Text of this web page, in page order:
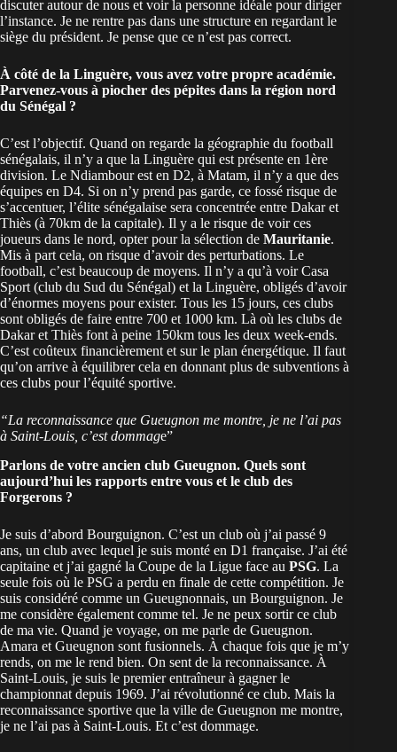
discuter autour de nous et voir la personne idéale pour diriger
l’instance. Je ne rentre pas dans une structure en regardant le
siège du président. Je pense que ce n’est pas correct.
À côté de la Linguère, vous avez votre propre académie.
Parvenez-vous à piocher des pépites dans la région nord
du Sénégal ?
C’est l’objectif. Quand on regarde la géographie du football
sénégalais, il n’y a que la Linguère qui est présente en 1ère
division. Le Ndiambour est en D2, à Matam, il n’y a que des
équipes en D4. Si on n’y prend pas garde, ce fossé risque de
s’accentuer, l’élite sénégalaise sera concentrée entre Dakar et
Thiès (à 70km de la capitale). Il y a le risque de voir ces
joueurs dans le nord, opter pour la sélection de Mauritanie.
Mis à part cela, on risque d’avoir des perturbations. Le
football, c’est beaucoup de moyens. Il n’y a qu’à voir Casa
Sport (club du Sud du Sénégal) et la Linguère, obligés d’avoir
d’énormes moyens pour exister. Tous les 15 jours, ces clubs
sont obligés de faire entre 700 et 1000 km. Là où les clubs de
Dakar et Thiès font à peine 150km tous les deux week-ends.
C’est coûteux financièrement et sur le plan énergétique. Il faut
qu’on arrive à équilibrer cela en donnant plus de subventions à
ces clubs pour l’équité sportive.
“La reconnaissance que Gueugnon me montre, je ne l’ai pas
à Saint-Louis, c’est dommage”
Parlons de votre ancien club Gueugnon. Quels sont
aujourd’hui les rapports entre vous et le club des
Forgerons ?
Je suis d’abord Bourguignon. C’est un club où j’ai passé 9
ans, un club avec lequel je suis monté en D1 française. J’ai été
capitaine et j’ai gagné la Coupe de la Ligue face au PSG. La
seule fois où le PSG a perdu en finale de cette compétition. Je
suis considéré comme un Gueugnonnais, un Bourguignon. Je
me considère également comme tel. Je ne peux sortir ce club
de ma vie. Quand je voyage, on me parle de Gueugnon.
Amara et Gueugnon sont fusionnels. À chaque fois que je m’y
rends, on me le rend bien. On sent de la reconnaissance. À
Saint-Louis, je suis le premier entraîneur à gagner le
championnat depuis 1969. J’ai révolutionné ce club. Mais la
reconnaissance sportive que la ville de Gueugnon me montre,
je ne l’ai pas à Saint-Louis. Et c’est dommage.